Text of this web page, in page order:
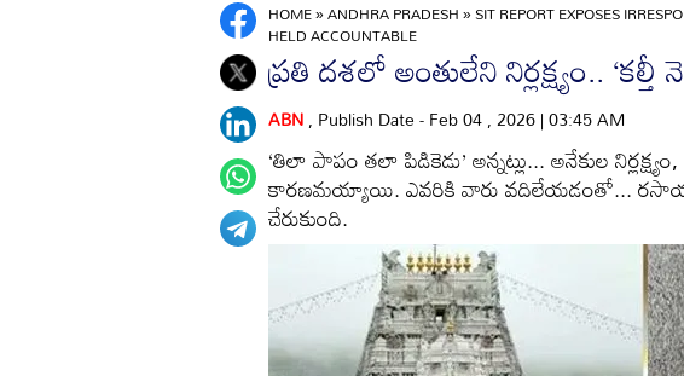
HOME»ANDHRA PRADESH»SIT REPORT EXPOSES
HELD ACCOUNTABLE
ప్రతి దశలో అంతులేని నిర్లక్ష్యం..
ABN, Publish Date - Feb 04 , 2026 | 03:45 AM
‘తిలా పాపం తలా పిడికెడు’ అన్నట్లు... అనేకుల
కారణమయ్యాయి. ఎవరికి వారు వదిలేయడంతో...
చేరుకుంది.